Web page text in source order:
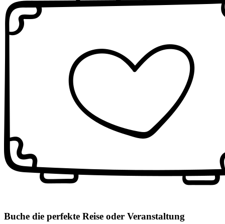
Buche die perfekte Reise oder Veranstaltung